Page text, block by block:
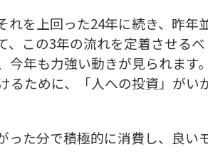
を上回った24年に続き、昨年
この3年の流れを定着させる
年も力強い動きが見られます。
ために、「人への投資」がい
た分で積極的に消費し、良い